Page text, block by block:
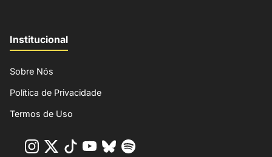
Institucional
Sobre Nós
Política de Privacidade
Termos de Uso